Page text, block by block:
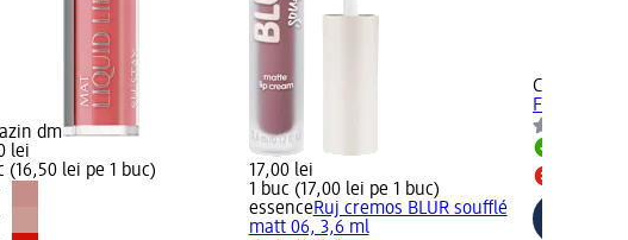
dm
lei
(16,50 lei pe 1 buc)
17,00 lei
1 buc (17,00 lei pe 1 buc)
essenceRuj cremos BLUR soufflé
matt 06, 3,6 ml
Cupio
Famous,